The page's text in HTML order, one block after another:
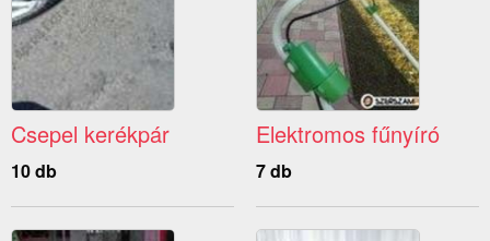
Csepel kerékpár
10 db
Elektromos fűnyíró
7 db